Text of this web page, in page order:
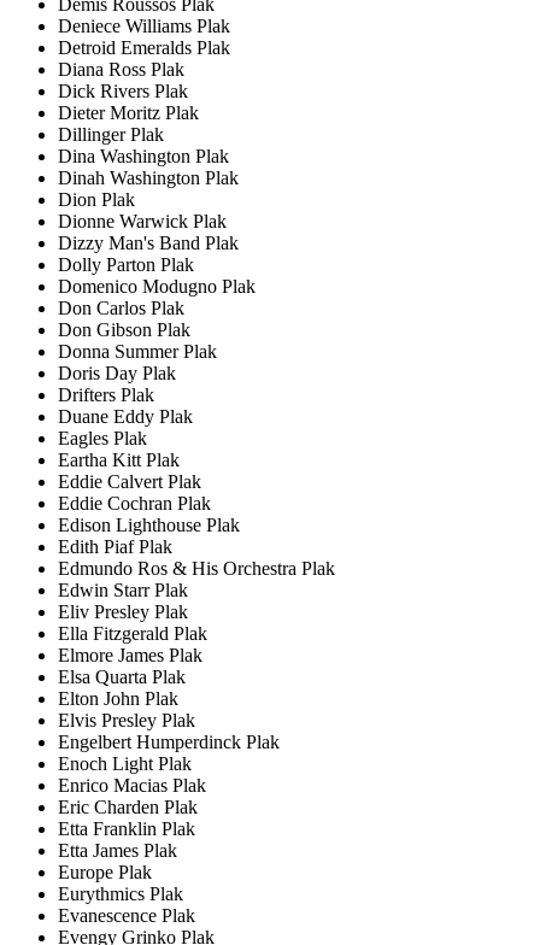
Deniece Williams Plak
Detroid Emeralds Plak
Diana Ross Plak
Dick Rivers Plak
Dieter Moritz Plak
Dillinger Plak
Dina Washington Plak
Dinah Washington Plak
Dion Plak
Dionne Warwick Plak
Dizzy Man's Band Plak
Dolly Parton Plak
Domenico Modugno Plak
Don Carlos Plak
Don Gibson Plak
Donna Summer Plak
Doris Day Plak
Drifters Plak
Duane Eddy Plak
Eagles Plak
Eartha Kitt Plak
Eddie Calvert Plak
Eddie Cochran Plak
Edison Lighthouse Plak
Edith Piaf Plak
Edmundo Ros & His Orchestra Plak
Edwin Starr Plak
Eliv Presley Plak
Ella Fitzgerald Plak
Elmore James Plak
Elsa Quarta Plak
Elton John Plak
Elvis Presley Plak
Engelbert Humperdinck Plak
Enoch Light Plak
Enrico Macias Plak
Eric Charden Plak
Etta Franklin Plak
Etta James Plak
Europe Plak
Eurythmics Plak
Evanescence Plak
Evengy Grinko Plak